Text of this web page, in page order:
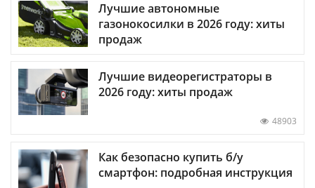
Лучшие автономные
газонокосилки в 2026 году: хиты
продаж
Лучшие видеорегистраторы в
2026 году: хиты продаж
48903
Как безопасно купить б/у
смартфон: подробная инструкция